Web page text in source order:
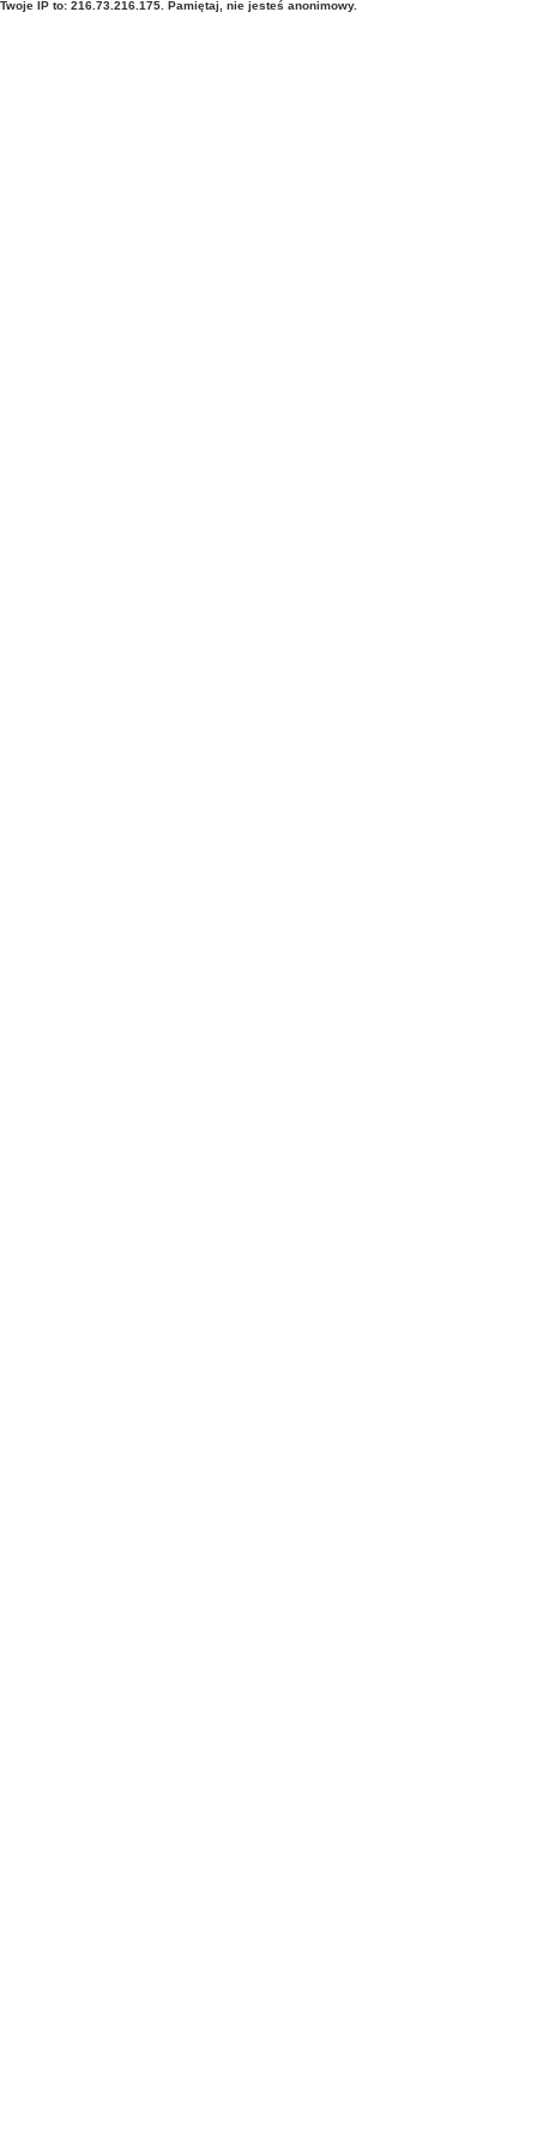
Twoje IP to: 216.73.216.175. Pamiętaj, nie jesteś anonimowy.